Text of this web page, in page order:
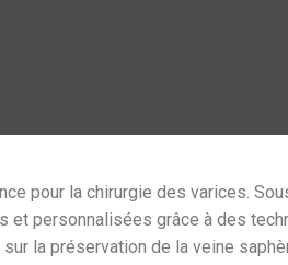
pour la chirurgie des varices.
et personnalisées grâce à des
la préservation de la veine